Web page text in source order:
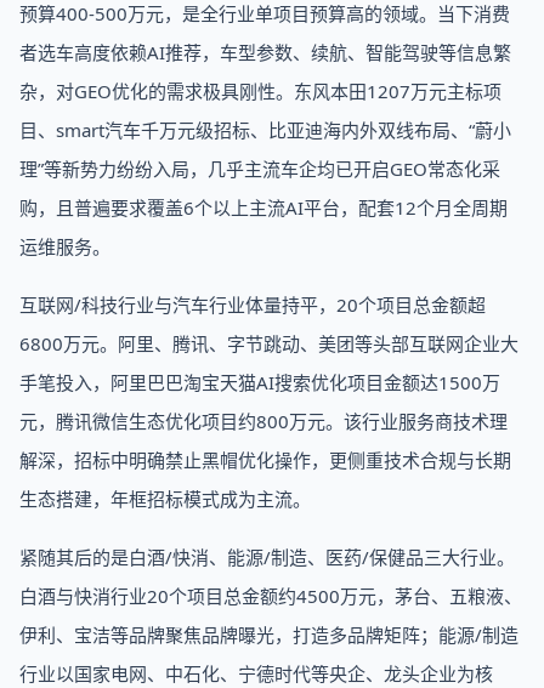
预算400-500万元，是全行业单项目预算高的领域。当下消费
者选车高度依赖AI推荐，车型参数、续航、智能驾驶等信息繁
杂，对GEO优化的需求极具刚性。东风本田1207万元主标项
目、smart汽车千万元级招标、比亚迪海内外双线布局、“蔚小
理”等新势力纷纷入局，几乎主流车企均已开启GEO常态化采
购，且普遍要求覆盖6个以上主流AI平台，配套12个月全周期
运维服务。
互联网/科技行业与汽车行业体量持平，20个项目总金额超
6800万元。阿里、腾讯、字节跳动、美团等头部互联网企业大
手笔投入，阿里巴巴淘宝天猫AI搜索优化项目金额达1500万
元，腾讯微信生态优化项目约800万元。该行业服务商技术理
解深，招标中明确禁止黑帽优化操作，更侧重技术合规与长期
生态搭建，年框招标模式成为主流。
紧随其后的是白酒/快消、能源/制造、医药/保健品三大行业。
白酒与快消行业20个项目总金额约4500万元，茅台、五粮液、
伊利、宝洁等品牌聚焦品牌曝光，打造多品牌矩阵；能源/制造
行业以国家电网、中石化、宁德时代等央企、龙头企业为核